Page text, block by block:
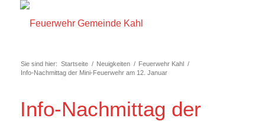
Sie sind hier: Startseite / Neuigkeiten / Feuerwehr Kahl /
Info-Nachmittag der Mini-Feuerwehr am 12. Januar
Info-Nachmittag der